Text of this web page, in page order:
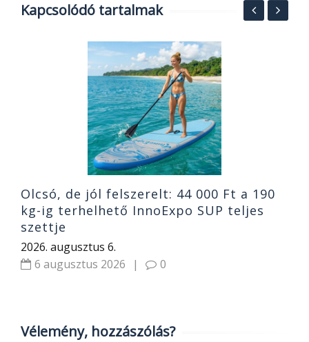
Kapcsolódó tartalmak
Olcsó, de jól felszerelt: 44 000 Ft a 190
kg-ig terhelhető InnoExpo SUP teljes
szettje
2026. augusztus 6.
6 augusztus 2026
| 0
Vélemény, hozzászólás?